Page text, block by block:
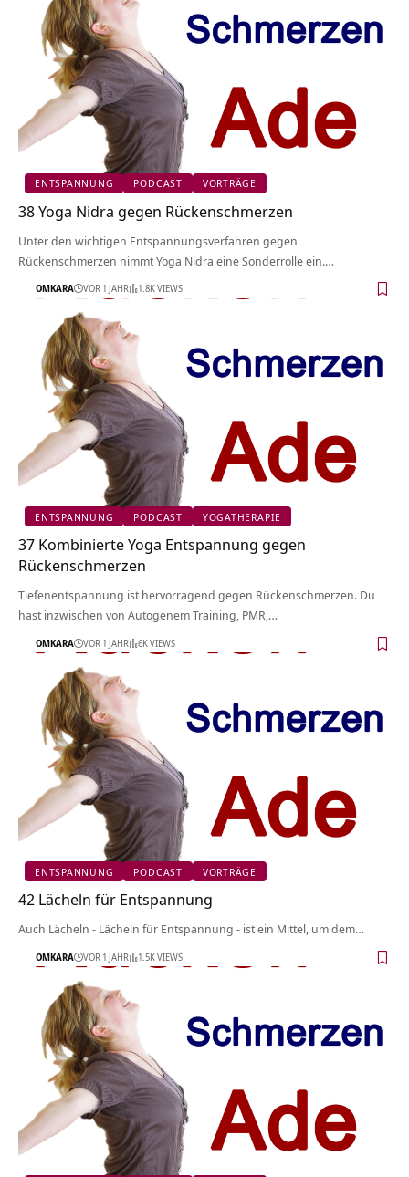
ENTSPANNUNG PODCAST VORTRÄGE
38 Yoga Nidra gegen Rückenschmerzen
Unter den wichtigen Entspannungsverfahren gegen
Rückenschmerzen nimmt Yoga Nidra eine Sonderrolle ein.…
OMKARA VOR 1 JAHR 1.8K VIEWS
ENTSPANNUNG PODCAST YOGATHERAPIE
37 Kombinierte Yoga Entspannung gegen
Rückenschmerzen
Tiefenentspannung ist hervorragend gegen Rückenschmerzen. Du
hast inzwischen von Autogenem Training, PMR,…
OMKARA VOR 1 JAHR 6K VIEWS
ENTSPANNUNG PODCAST VORTRÄGE
42 Lächeln für Entspannung
Auch Lächeln - Lächeln für Entspannung - ist ein Mittel, um dem…
OMKARA VOR 1 JAHR 1.5K VIEWS